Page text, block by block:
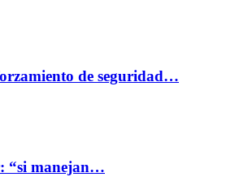
de seguridad…
“si manejan…